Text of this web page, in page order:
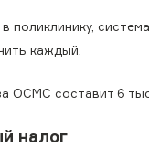
поликлинику,
каждый.
ОСМС составит 6
налог